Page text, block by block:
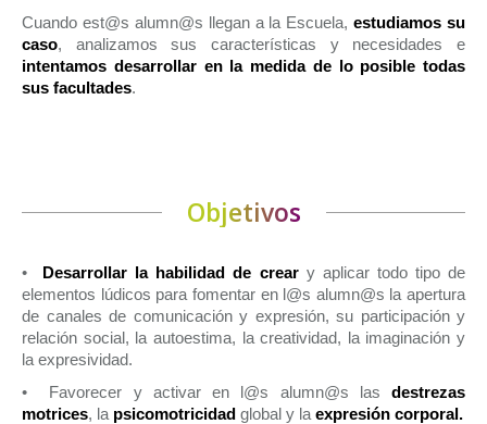
Cuando est@s alumn@s llegan a la Escuela,estudiamos su
caso, analizamos sus características y necesidades e
intentamos desarrollar en la medida de lo posible todas
sus facultades.
Objetivos
• Desarrollar la habilidad de creary aplicar todo tipo de
elementos lúdicos para fomentar en l@s alumn@s la apertura
de canales de comunicación y expresión, su participación y
relación social, la autoestima, la creatividad, la imaginación y
la expresividad.
• Favorecer y activar en l@s alumn@s las destrezas
motrices, la psicomotricidad global y la expresión corporal.